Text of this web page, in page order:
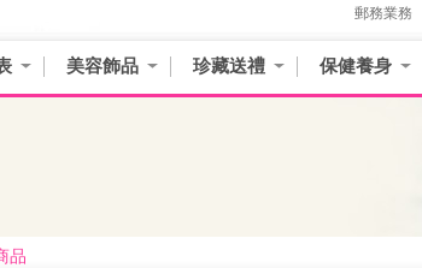
郵務業務
美容飾品 珍藏送禮 保健養身
品